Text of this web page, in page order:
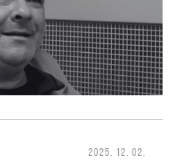
2025. 12. 02.